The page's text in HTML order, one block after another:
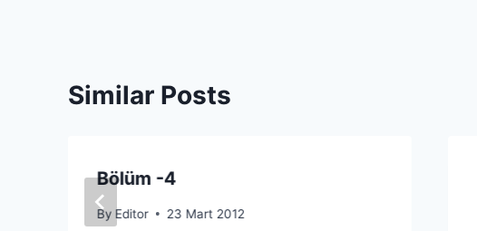
Similar Posts
Bölüm -4
By Editor 23 Mart 2012